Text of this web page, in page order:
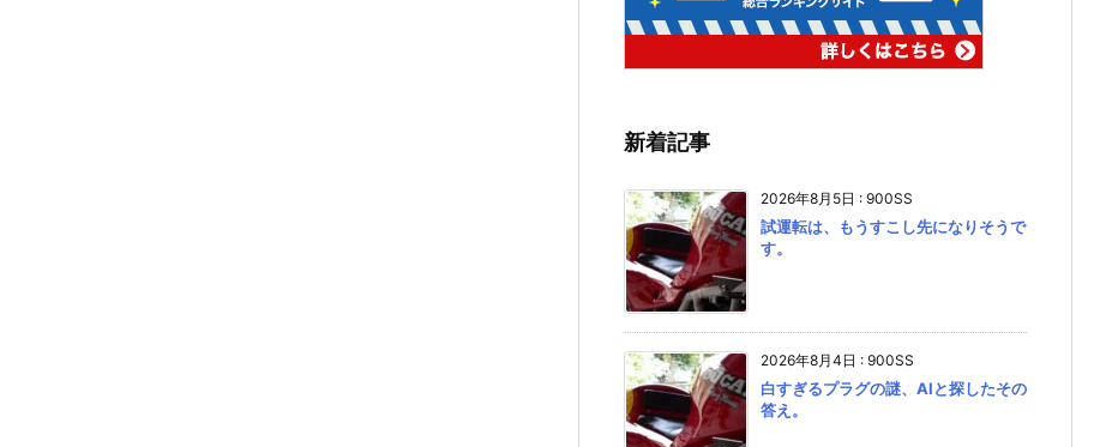
新着記事
2026年8月5日 : 900SS
試運転は、もうすこし先になりそうで
す。
2026年8月4日 : 900SS
白すぎるプラグの謎、AIと探したその
答え。